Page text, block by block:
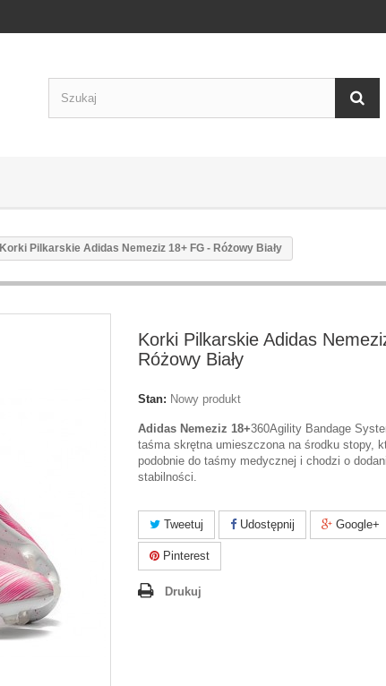
Korki Pilkarskie Adidas Nemeziz 18+ FG - Różowy Biały
Korki Pilkarskie Adidas
Różowy Biały
Stan: Nowy produkt
Adidas Nemeziz 18+360Agility Bandage
taśma skrętna umieszczona na środku stopy,
podobnie do taśmy medycznej i chodzi o
stabilności.
Tweetuj Udostępnij Google+
Pinterest
Drukuj